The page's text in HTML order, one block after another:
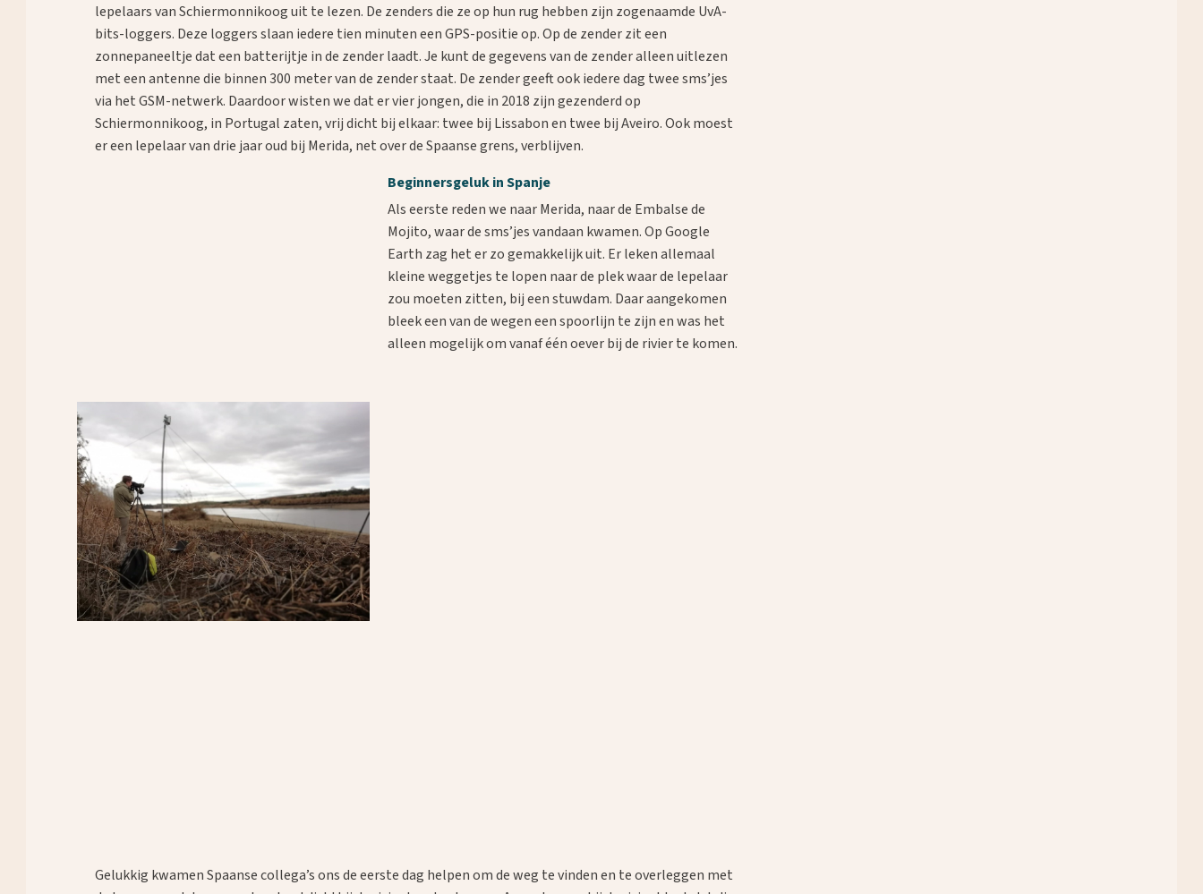
lepelaars van Schiermonnikoog uit te lezen. De zenders die ze op hun rug hebben zijn zogenaamde UvA-
bits-loggers. Deze loggers slaan iedere tien minuten een GPS-positie op. Op de zender zit een
zonnepaneeltje dat een batterijtje in de zender laadt. Je kunt de gegevens van de zender alleen uitlezen
met een antenne die binnen 300 meter van de zender staat. De zender geeft ook iedere dag twee sms’jes
via het GSM-netwerk. Daardoor wisten we dat er vier jongen, die in 2018 zijn gezenderd op
Schiermonnikoog, in Portugal zaten, vrij dicht bij elkaar: twee bij Lissabon en twee bij Aveiro. Ook moest
er een lepelaar van drie jaar oud bij Merida, net over de Spaanse grens, verblijven.
Beginnersgeluk in Spanje
Als eerste reden we naar Merida, naar de Embalse de
Mojito, waar de sms’jes vandaan kwamen. Op Google
Earth zag het er zo gemakkelijk uit. Er leken allemaal
kleine weggetjes te lopen naar de plek waar de lepelaar
zou moeten zitten, bij een stuwdam. Daar aangekomen
bleek een van de wegen een spoorlijn te zijn en was het
alleen mogelijk om vanaf één oever bij de rivier te komen.
Gelukkig kwamen Spaanse collega’s ons de eerste dag helpen om de weg te vinden en te overleggen met